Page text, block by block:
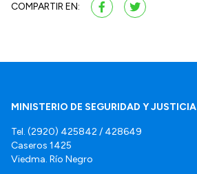
COMPARTIR EN:
MINISTERIO DE SEGURIDAD Y JUSTICIA
Tel. (2920) 425842 / 428649
Caseros 1425
Viedma. Río Negro